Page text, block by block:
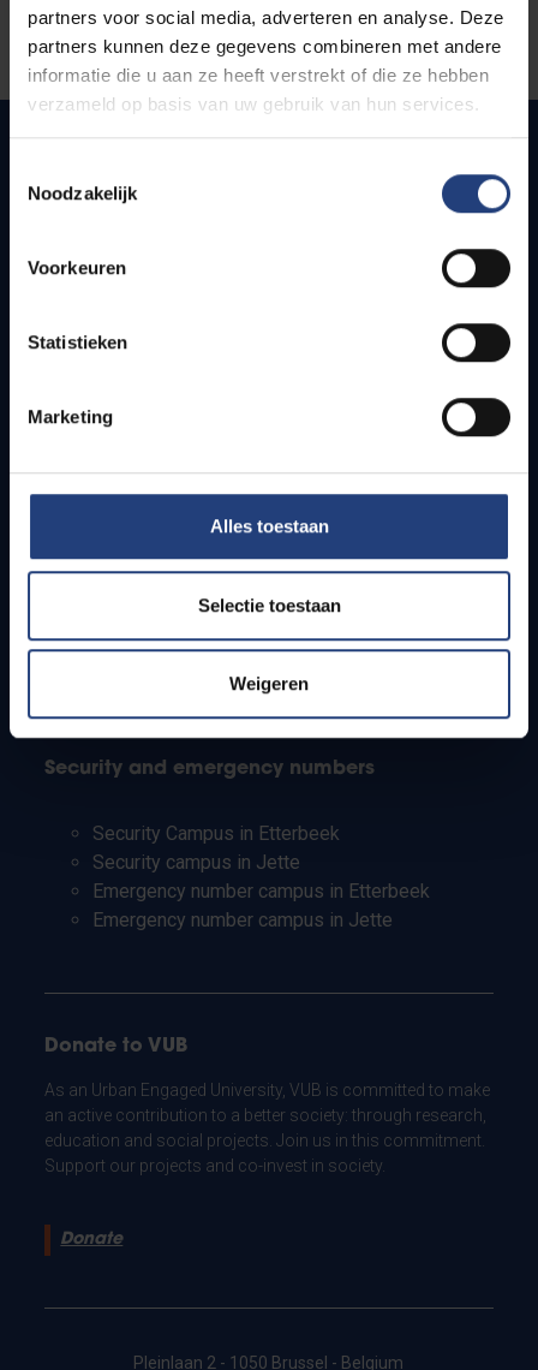
partners voor social media, adverteren en analyse. Deze
partners kunnen deze gegevens combineren met andere
informatie die u aan ze heeft verstrekt of die ze hebben
verzameld op basis van uw gebruik van hun services.
Noodzakelijk
Voorkeuren
Statistieken
Marketing
Alles toestaan
Selectie toestaan
Weigeren
Quick links
How to get to the VUB campuses
Students
PhD students
Teachers and secondary schools
Working students
Security and emergency numbers
Security Campus in Etterbeek
Security campus in Jette
Emergency number campus in Etterbeek
Emergency number campus in Jette
Donate to VUB
As an Urban Engaged University, VUB is committed to make
an active contribution to a better society: through research,
education and social projects. Join us in this commitment.
Support our projects and co-invest in society.
Donate
Pleinlaan 2 - 1050 Brussel - Belgium